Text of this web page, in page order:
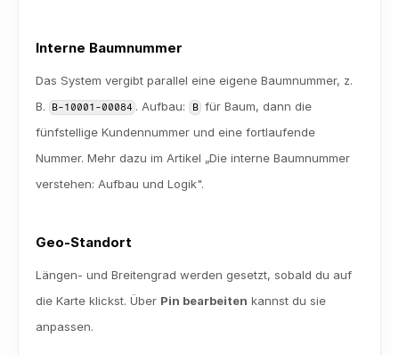
Interne Baumnummer
Das System vergibt parallel eine eigene Baumnummer, z.
B.
B-10001-00084 . Aufbau: B für Baum, dann die
fünfstellige Kundennummer und eine fortlaufende
Nummer. Mehr dazu im Artikel „Die interne Baumnummer
verstehen: Aufbau und Logik".
Geo-Standort
Längen- und Breitengrad werden gesetzt, sobald du auf
die Karte klickst. Über Pin bearbeiten kannst du sie
anpassen.